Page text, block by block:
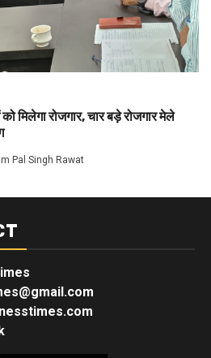
मिलेगा रोजगार, चार बड़े रोजगार मेले
Pal Singh Rawat